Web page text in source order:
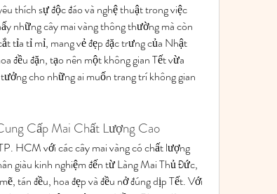
thích sự độc đáo và nghệ thuật trong việc
những cây mai vàng thông thường mà còn
tỉa tỉ mỉ, mang vẻ đẹp đặc trưng của Nhật
đều đặn, tạo nên một không gian Tết vừa
cho những ai muốn trang trí không gian
Cấp Mai Chất Lượng Cao
HCM với các cây mai vàng có chất lượng
giàu kinh nghiệm đến từ Làng Mai Thủ Đức,
tán đều, hoa đẹp và đều nở đúng dịp Tết. Với